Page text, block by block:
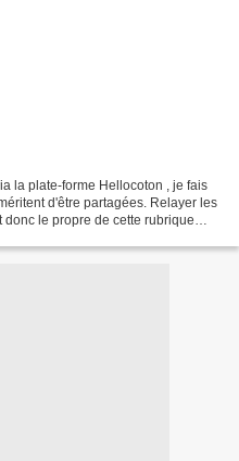
la plate-forme Hellocoton , je fais
d'être partagées. Relayer les
le propre de cette rubrique